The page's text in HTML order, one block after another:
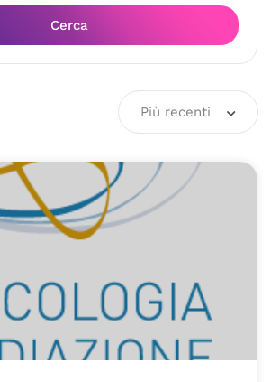
Cerca
Più recenti